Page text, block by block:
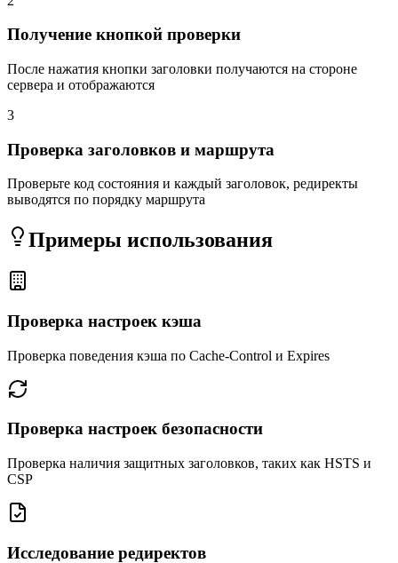
Получение кнопкой проверки
После нажатия кнопки заголовки получаются на стороне
сервера и отображаются
3
Проверка заголовков и маршрута
Проверьте код состояния и каждый заголовок, редиректы
выводятся по порядку маршрута
Примеры использования
Проверка настроек кэша
Проверка поведения кэша по Cache-Control и Expires
Проверка настроек безопасности
Проверка наличия защитных заголовков, таких как HSTS и
CSP
Исследование редиректов